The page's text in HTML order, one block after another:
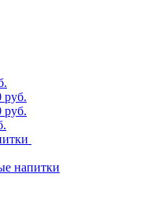
руб.
руб.
напитки